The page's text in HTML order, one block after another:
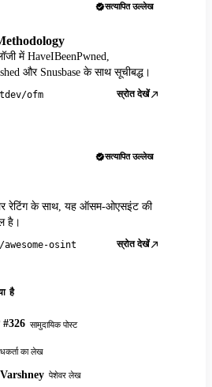
सत्यापित उल्लेख
में HaveIBeenPwned,
और Snusbase के साथ सूचीबद्ध।
ofm स्रोत देखें
सत्यापित उल्लेख
रेटिंग के साथ, यह ऑसम-ओएसइंट की
है।
osint स्रोत देखें
है
सामुदायिक पोस्ट
का लेख
पेशेवर लेख